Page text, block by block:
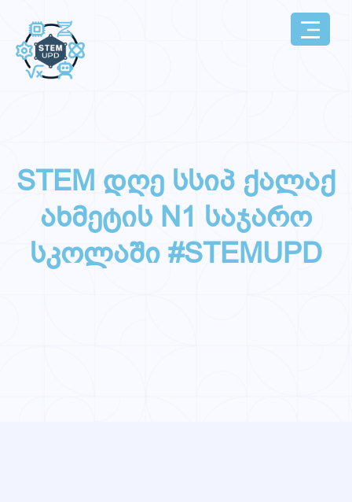
STEM დღე სსიპ ქალაქ
ახმეტის N1 საჯარო
სკოლაში #STEMUPD